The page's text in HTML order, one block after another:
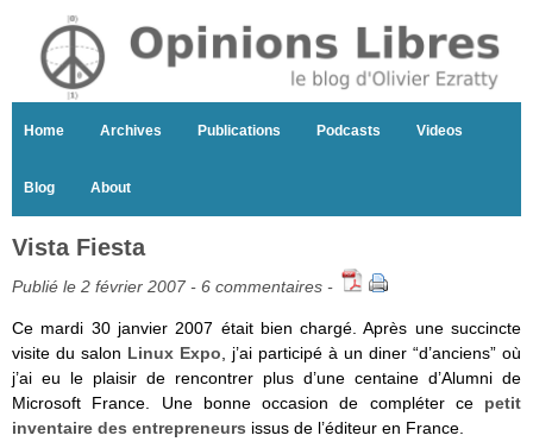
Home Archives Publications Podcasts Videos
Blog About
Vista Fiesta
Publié le 2 février 2007 - 6 commentaires -
Ce mardi 30 janvier 2007 était bien chargé. Après une succincte
visite du salon Linux Expo , j’ai participé à un diner “d’anciens” où
j’ai eu le plaisir de rencontrer plus d’une centaine d’Alumni de
Microsoft France. Une bonne occasion de compléter ce petit
inventaire des entrepreneurs issus de l’éditeur en France.